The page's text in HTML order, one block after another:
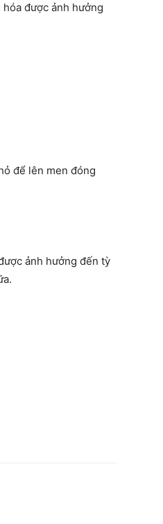
được ảnh hưởng
để lên men đóng
ảnh hưởng đến tỳ